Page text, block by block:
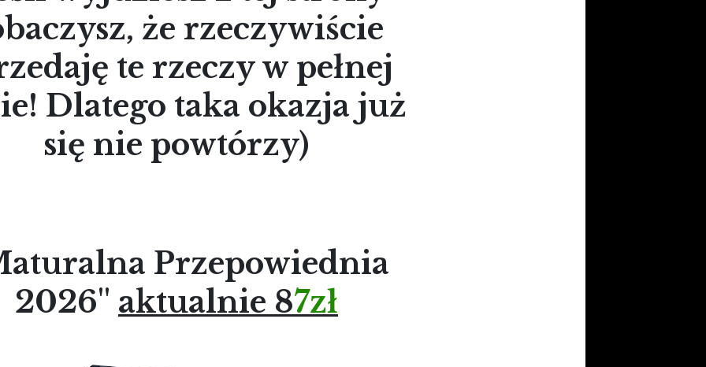
że rzeczywiście
te rzeczy w pełnej
Dlatego taka okazja już
się nie powtórzy)
Przepowiednia
2026'' aktualnie 87zł